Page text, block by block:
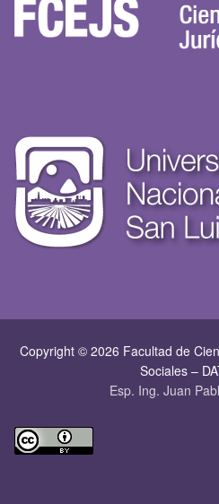
Copyright © 2026 Facultad de
Sociales –
Esp. Ing. Juan